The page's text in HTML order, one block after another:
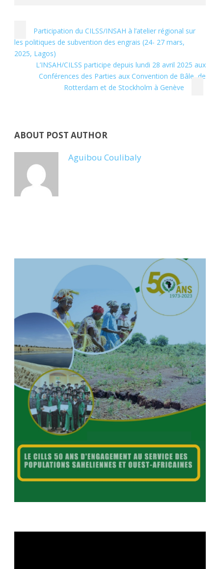
Participation du CILSS/INSAH à l’atelier régional sur
les politiques de subvention des engrais (24- 27 mars,
2025, Lagos)
L’INSAH/CILSS participe depuis lundi 28 avril 2025 aux
Conférences des Parties aux Convention de Bâle, de
Rotterdam et de Stockholm à Genève
ABOUT POST AUTHOR
Aguibou Coulibaly